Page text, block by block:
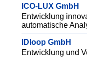
ICO-LUX GmbH
Entwicklung
automatische
IDloop GmbH
Entwicklung und